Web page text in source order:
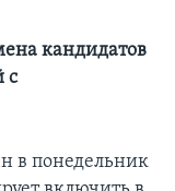
кандидатов
с
в понедельник